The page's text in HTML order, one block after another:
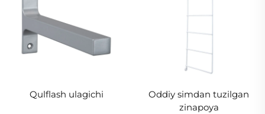
Qulflash ulagichi
Oddiy simdan tuzilgan
zinapoya